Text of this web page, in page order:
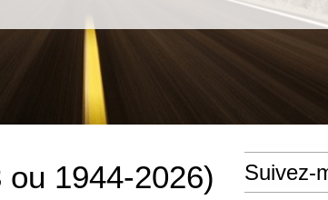
1944-2026) Suivez-